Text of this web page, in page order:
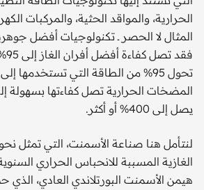
الحرارية، والمواقد الحثية، والمركبات
المثال لا الحصر ــ تكنولوجيات أفضل
تحول 95% من الطاقة التي تستخدمها
يصل إلى 400% أو أكثر.
الغازية المسببة للانحباس الحراري
هيمن الأسمنت البورتلاندي العادي، الذي